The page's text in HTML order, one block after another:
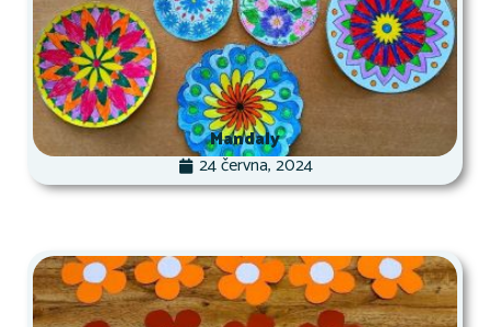
Mandaly
24 června, 2024